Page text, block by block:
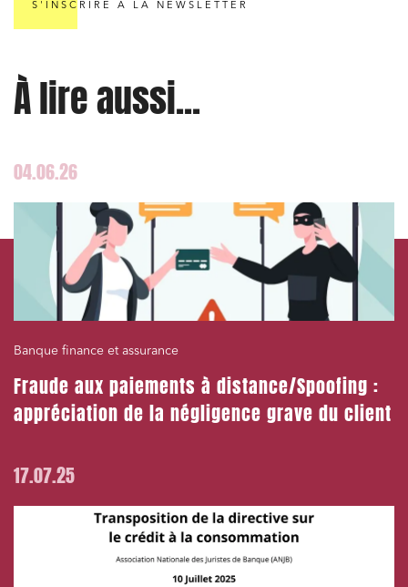
S'INSCRIRE À LA NEWSLETTER
À lire aussi...
04.06.26
Banque finance et assurance
Fraude aux paiements à distance/Spoofing :
appréciation de la négligence grave du client
17.07.25
Banque finance et assurance